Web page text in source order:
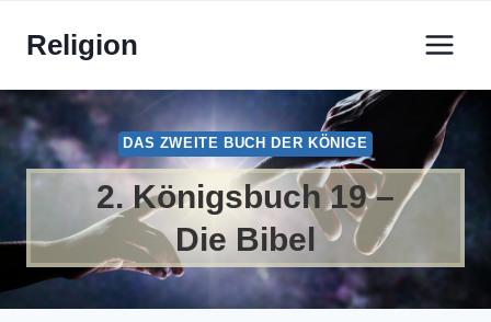
InhaltReligion
DAS ZWEITE BUCH DER KÖNIGE
2. Königsbuch 19 –
Die Bibel